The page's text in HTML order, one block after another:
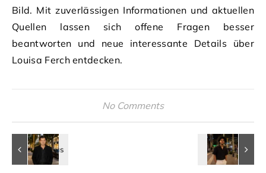
Bild. Mit zuverlässigen Informationen und aktuellen
Quellen lassen sich offene Fragen besser
beantworten und neue interessante Details über
Louisa Ferch entdecken.
No Comments